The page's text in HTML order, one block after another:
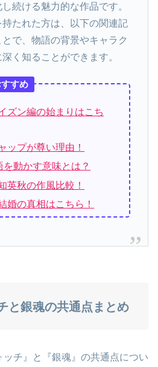
続ける魅力的な作品です。
たれた方は、以下の関連記
で、物語の背景やキャラク
く知ることができます。
すめ
ズン編の始まりはこち
ップが尊い理由！
を動かす意味とは？
英秋の作風比較！
婚の真相はこちら！
と銀魂の共通点まとめ
チ』と『銀魂』の共通点につい